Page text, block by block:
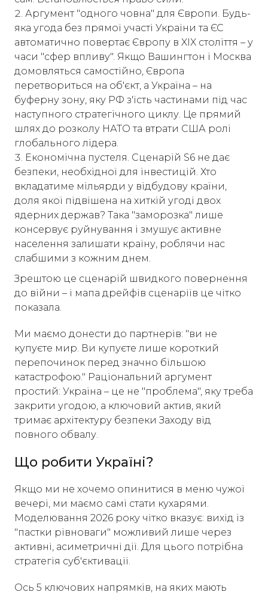
Аргумент "одного човна" для Європи. Будь-
яка угода без прямої участі України та ЄС
автоматично повертає Європу в XIX століття – у
часи "сфер впливу". Якщо Вашингтон і Москва
домовляться самостійно, Європа
перетвориться на об'єкт, а Україна – на
буферну зону, яку РФ з'їсть частинами під час
наступного стратегічного циклу. Це прямий
шлях до розколу НАТО та втрати США ролі
глобального лідера.
Економічна пустеля. Сценарій S6 не дає
безпеки, необхідної для інвестицій. Хто
вкладатиме мільярди у відбудову країни,
доля якої підвішена на хиткій угоді двох
ядерних держав? Така "заморозка" лише
консервує руйнування і змушує активне
населення залишати країну, роблячи нас
слабшими з кожним днем.
Зрештою це сценарій швидкого повернення
до війни – і мапа дрейфів сценаріїв це чітко
показала.
Ми маємо донести до партнерів: "ви не
купуєте мир. Ви купуєте лише короткий
перепочинок перед значно більшою
катастрофою." Раціональний аргумент
простий: Україна – це не "проблема", яку треба
закрити угодою, а ключовий актив, який
тримає архітектуру безпеки Заходу від
повного обвалу.
Що робити Україні?
Якщо ми не хочемо опинитися в меню чужої
вечері, ми маємо самі стати кухарями.
Моделювання 2026 року чітко вказує: вихід із
"пастки рівноваги" можливий лише через
активні, асиметричні дії. Для цього потрібна
стратегія суб'єктивації.
Ось 5 ключових напрямків, на яких мають